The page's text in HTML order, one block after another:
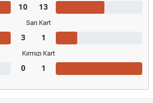
10 13
Sarı Kart
3 1
Kırmızı Kart
0 1